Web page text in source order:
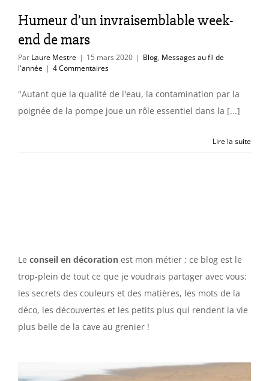
Humeur d’un invraisemblable week-
end de mars
Par Laure Mestre | 15 mars 2020 | Blog, Messages au fil de
l'année | 4 Commentaires
"Autant que la qualité de l'eau, la contamination par la
poignée de la pompe joue un rôle essentiel dans la [...]
Lire la suite
Le conseil en décoration est mon métier ; ce blog est le
trop-plein de tout ce que je voudrais partager avec vous:
les secrets des couleurs et des matières, les mots de la
déco, les découvertes et les petits plus qui rendent la vie
plus belle de la cave au grenier !